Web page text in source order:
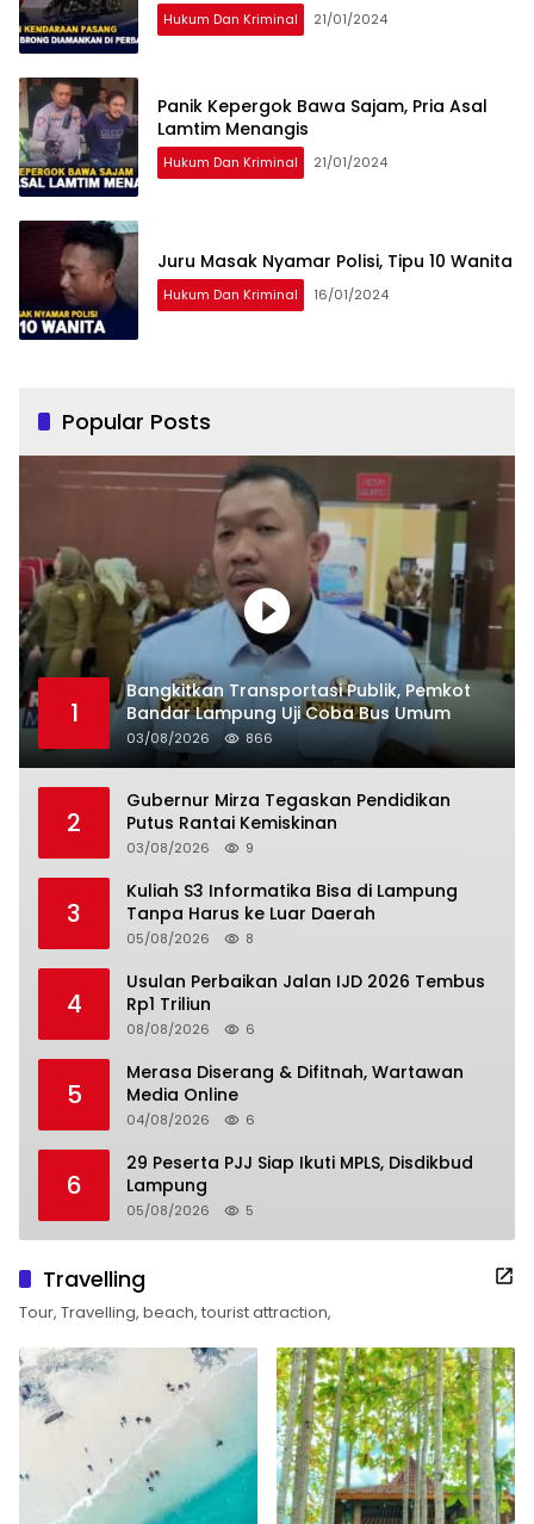
Hukum Dan Kriminal 21/01/2024
Panik Kepergok Bawa Sajam, Pria Asal
Lamtim Menangis
Hukum Dan Kriminal 21/01/2024
Juru Masak Nyamar Polisi, Tipu 10 Wanita
Hukum Dan Kriminal 16/01/2024
Popular Posts
1
Bangkitkan Transportasi Publik, Pemkot
Bandar Lampung Uji Coba Bus Umum
03/08/2026 866
2
Gubernur Mirza Tegaskan Pendidikan
Putus Rantai Kemiskinan
03/08/2026 9
3
Kuliah S3 Informatika Bisa di Lampung
Tanpa Harus ke Luar Daerah
05/08/2026 8
4
Usulan Perbaikan Jalan IJD 2026 Tembus
Rp1 Triliun
08/08/2026 6
5
Merasa Diserang & Difitnah, Wartawan
Media Online
04/08/2026 6
6
29 Peserta PJJ Siap Ikuti MPLS, Disdikbud
Lampung
05/08/2026 5
Travelling
Tour, Travelling, beach, tourist attraction,